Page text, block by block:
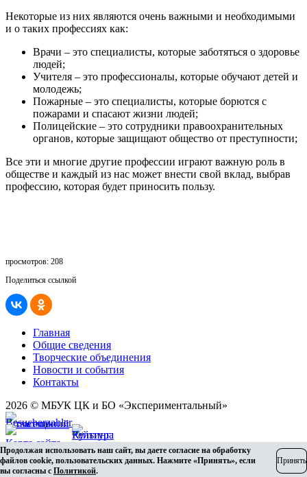
Некоторые из них являются очень важными и необходимыми
и о таких профессиях как:
Врачи – это специалисты, которые заботяться о здоровье
людей;
Учителя – это профессионалы, которые обучают детей и
молодежь;
Пожарные – это специалисты, которые борются с
пожарами и спасают жизни людей;
Полицейские – это сотрудники правоохранительных
органов, которые защищают общество от преступности;
Все эти и многие другие профессии играют важную роль в
обществе и каждый из нас может внести свой вклад, выбрав
профессию, которая будет приносить пользу.
просмотров: 208
Поделиться ссылкой
Главная
Общие сведения
Творческие объединения
Новости и события
Контакты
2026 © МБУК ЦК и БО «Экспериментальный»
Карта сайта
Разработка сайта
Продолжая использовать наш сайт, вы даете согласие на обработку
файлов cookie, пользовательских данных. Нажмите «Принять», если
вы согласны с Политикой.
Принять